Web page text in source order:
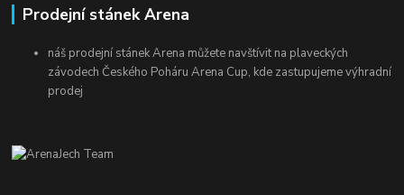
Prodejní stánek Arena
náš prodejní stánek Arena můžete navštívit na plaveckých
závodech Českého Poháru Arena Cup, kde zastupujeme výhradní
prodej